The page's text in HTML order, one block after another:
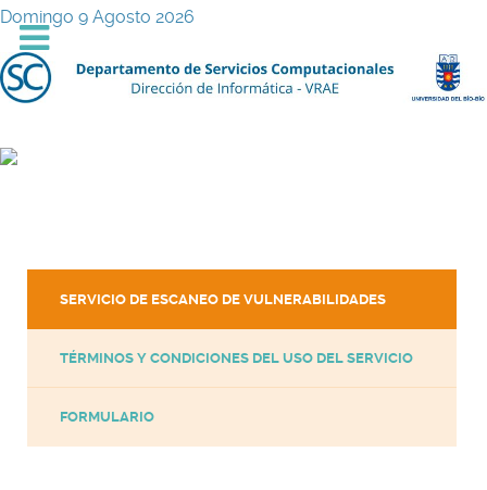
Domingo 9 Agosto 2026
SERVICIO DE ESCANEO DE VULNERABILIDADES
TÉRMINOS Y CONDICIONES DEL USO DEL SERVICIO
FORMULARIO